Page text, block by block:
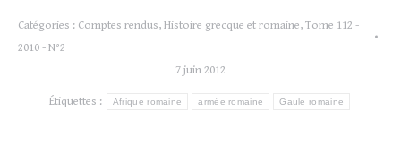
Catégories : Comptes rendus, Histoire grecque et romaine, Tome 112 -
2010 - N°2
7 juin 2012
Étiquettes : Afrique romaine armée romaine Gaule romaine